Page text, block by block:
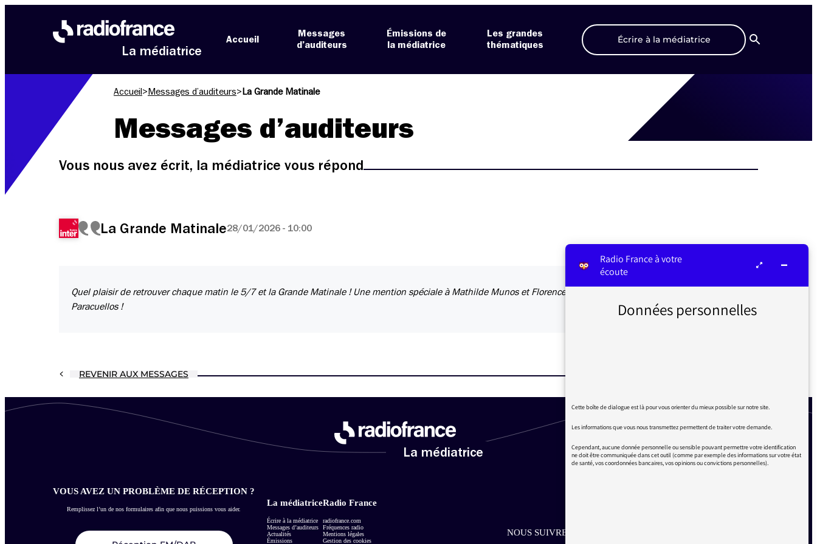
La médiatrice
Accueil
Messages
d’auditeurs
Émissions de
la médiatrice
Les grandes
thématiques
Écrire à la médiatrice
Recherche
Accueil > Messages d’auditeurs> La Grande Matinale
Messages d’auditeurs
Vous nous avez écrit, la médiatrice vous répond
La Grande Matinale28/01/2026 - 10:00
Quel plaisir de retrouver chaque matin le 5/7 et la Grande Matinale ! Une mention spéciale à Mathilde Munos et Florence
Paracuellos !
REVENIR AUX MESSAGES
La médiatrice
VOUS AVEZ UN PROBLÈME DE RÉCEPTION ?
Remplissez l’un de nos formulaires afin que nous puissions vous aider.
La médiatrice
Écrire à la médiatrice
Messages d’auditeurs
Actualités
Émissions
Radio France
radiofrance.com
Fréquences radio
Mentions légales
Gestion des cookies
NOUS SUIVRE SUR LES RÉSEAUX
Radio France à votre
écoute
Données personnelles
Cette boîte de dialogue est là pour vous orienter du mieux possible sur notre site.
Les informations que vous nous transmettez permettent de traiter votre demande.
Cependant, aucune donnée personnelle ou sensible pouvant permettre votre identification
ne doit être communiquée dans cet outil (comme par exemple des informations sur votre état
de santé, vos coordonnées bancaires, vos opinions ou convictions personnelles).